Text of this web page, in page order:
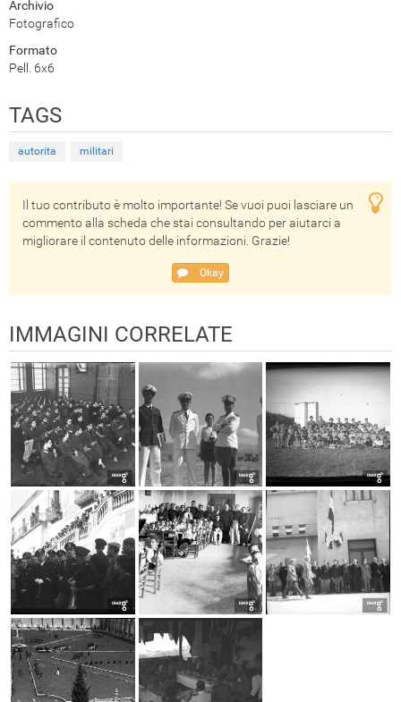
Archivio
Fotografico
Formato
Pell. 6x6
TAGS
autorita militari
Il tuo contributo è molto importante! Se vuoi puoi lasciare un
commento alla scheda che stai consultando per aiutarci a
migliorare il contenuto delle informazioni. Grazie!
Okay
IMMAGINI CORRELATE